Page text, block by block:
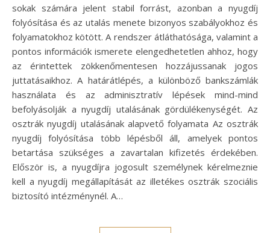
sokak számára jelent stabil forrást, azonban a nyugdíj
folyósítása és az utalás menete bizonyos szabályokhoz és
folyamatokhoz kötött. A rendszer átláthatósága, valamint a
pontos információk ismerete elengedhetetlen ahhoz, hogy
az érintettek zökkenőmentesen hozzájussanak jogos
juttatásaikhoz. A határátlépés, a különböző bankszámlák
használata és az adminisztratív lépések mind-mind
befolyásolják a nyugdíj utalásának gördülékenységét. Az
osztrák nyugdíj utalásának alapvető folyamata Az osztrák
nyugdíj folyósítása több lépésből áll, amelyek pontos
betartása szükséges a zavartalan kifizetés érdekében.
Először is, a nyugdíjra jogosult személynek kérelmeznie
kell a nyugdíj megállapítását az illetékes osztrák szociális
biztosító intézménynél. A…